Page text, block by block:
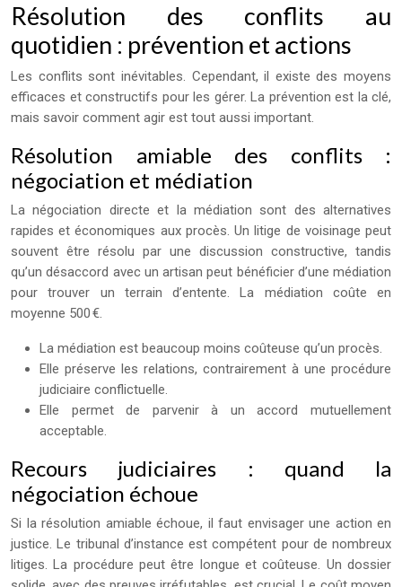
Résolution des conflits au
quotidien : prévention et actions
Les conflits sont inévitables. Cependant, il existe des moyens
efficaces et constructifs pour les gérer. La prévention est la clé,
mais savoir comment agir est tout aussi important.
Résolution amiable des conflits :
négociation et médiation
La négociation directe et la médiation sont des alternatives
rapides et économiques aux procès. Un litige de voisinage peut
souvent être résolu par une discussion constructive, tandis
qu’un désaccord avec un artisan peut bénéficier d’une médiation
pour trouver un terrain d’entente. La médiation coûte en
moyenne 500 €.
La médiation est beaucoup moins coûteuse qu’un procès.
Elle préserve les relations, contrairement à une procédure
judiciaire conflictuelle.
Elle permet de parvenir à un accord mutuellement
acceptable.
Recours judiciaires : quand la
négociation échoue
Si la résolution amiable échoue, il faut envisager une action en
justice. Le tribunal d’instance est compétent pour de nombreux
litiges. La procédure peut être longue et coûteuse. Un dossier